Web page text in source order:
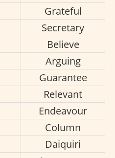
Grateful
Secretary
Believe
Arguing
Guarantee
Relevant
Endeavour
Column
Daiquiri